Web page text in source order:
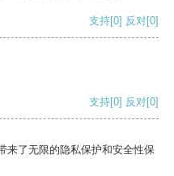
支持[0] 反对[0]
支持[0] 反对[0]
来了无限的隐私保护和安全性保